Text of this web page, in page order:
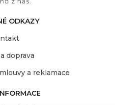
ODKAZY
doprava
a reklamace